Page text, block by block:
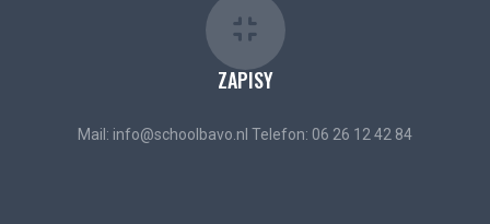
ZAPISY
Mail: info@schoolbavo.nl Telefon: 06 26 12 42 84